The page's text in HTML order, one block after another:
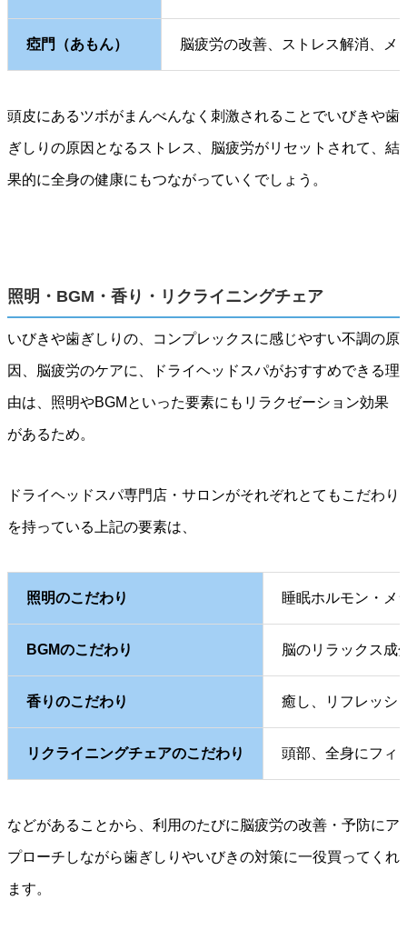
瘂門（あもん） 脳疲労の改善、ストレス解消、メ
頭皮にあるツボがまんべんなく刺激されることでいびきや歯
ぎしりの原因となるストレス、脳疲労がリセットされて、結
果的に全身の健康にもつながっていくでしょう。
照明・BGM・香り・リクライニングチェア
いびきや歯ぎしりの、コンプレックスに感じやすい不調の原
因、脳疲労のケアに、ドライヘッドスパがおすすめできる理
由は、照明やBGMといった要素にもリラクゼーション効果
があるため。
ドライヘッドスパ専門店・サロンがそれぞれとてもこだわり
を持っている上記の要素は、
照明のこだわり 睡眠ホルモン・メ
BGMのこだわり 脳のリラックス成
香りのこだわり 癒し、リフレッシ
リクライニングチェアのこだわり 頭部、全身にフィ
などがあることから、利用のたびに脳疲労の改善・予防にア
プローチしながら歯ぎしりやいびきの対策に一役買ってくれ
ます。